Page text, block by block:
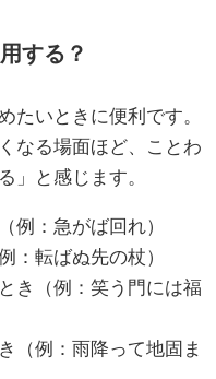
する？
たいときに便利です。
なる場面ほど、ことわ
」と感じます。
例：急がば回れ）
：転ばぬ先の杖）
き（例：笑う門には福
（例：雨降って地固ま